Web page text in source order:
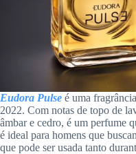
Eudora Pulse é uma
2022. Com notas de topo de
âmbar e cedro, é um perfume
é ideal para homens que
que pode ser usada tanto